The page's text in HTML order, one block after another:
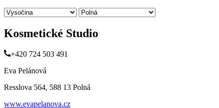
Kosmetické Studio
+420 724 503 491
Eva Pelánová
Resslova 564, 588 13 Polná
www.evapelanova.cz